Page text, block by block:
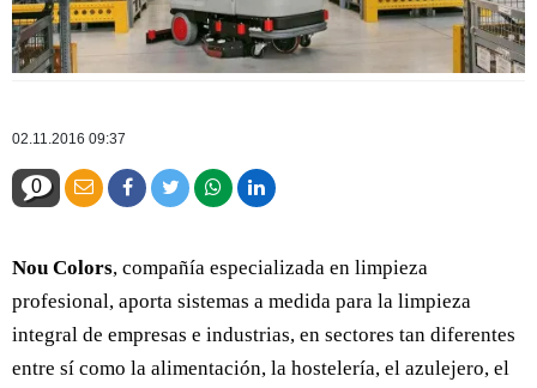
02.11.2016 09:37
0
Nou Colors, compañía especializada en limpieza
profesional, aporta sistemas a medida para la limpieza
integral de empresas e industrias, en sectores tan diferentes
entre sí como la alimentación, la hostelería, el azulejero, el